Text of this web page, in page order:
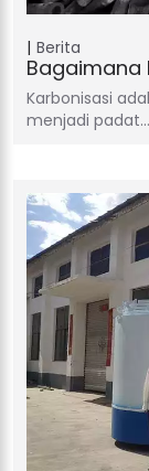
Berita
Bagaimana
Karbonisasi
menjadi padat…